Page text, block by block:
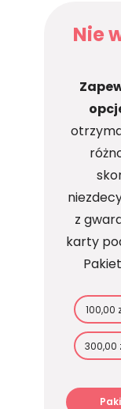
Nie
z
karty
100,00
300,00